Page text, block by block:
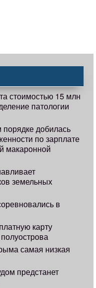
стоимостью 15 млн
патологии
порядке добилась
по зарплате
макаронной
земельных
в
карту
самая низкая
предстанет